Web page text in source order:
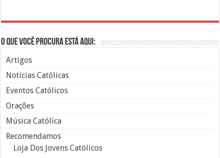
O que você procura está aqui:
Artigos
Notícias Católicas
Eventos Católicos
Orações
Música Católica
Recomendamos
Loja Dos Jovens Católicos